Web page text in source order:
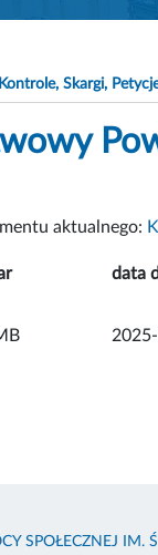
Kontrole, Skargi,
aktualnego:
data
SPOŁECZNEJ IM.